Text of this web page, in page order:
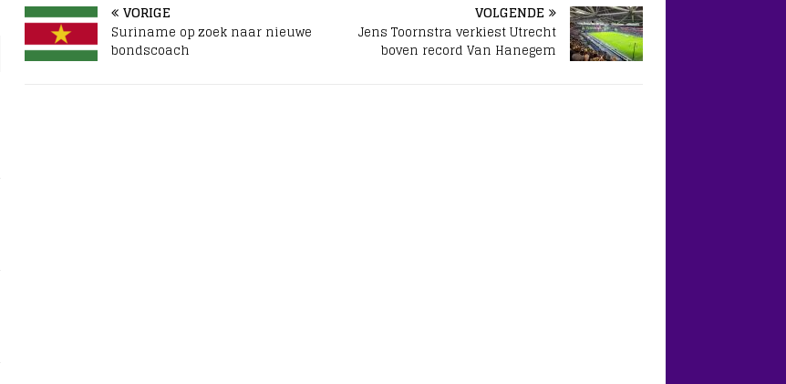
VORIGE
Suriname op zoek naar nieuwe
bondscoach
VOLGENDE
Jens Toornstra verkiest Utrecht
boven record Van Hanegem